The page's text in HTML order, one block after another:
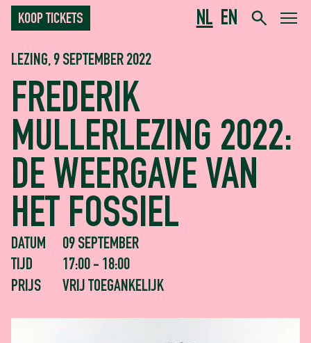
NL EN
KOOP TICKETS
LEZING, 9 SEPTEMBER 2022
FREDERIK
MULLERLEZING 2022:
DE WEERGAVE VAN
HET FOSSIEL
DATUM
09 SEPTEMBER
TIJD
17:00 - 18:00
PRIJS
VRIJ TOEGANKELIJK